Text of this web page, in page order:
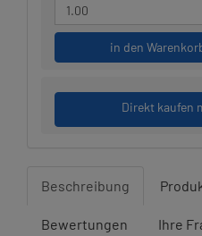
in den
Direkt kaufen
Beschreibung
Bewertungen Ihre